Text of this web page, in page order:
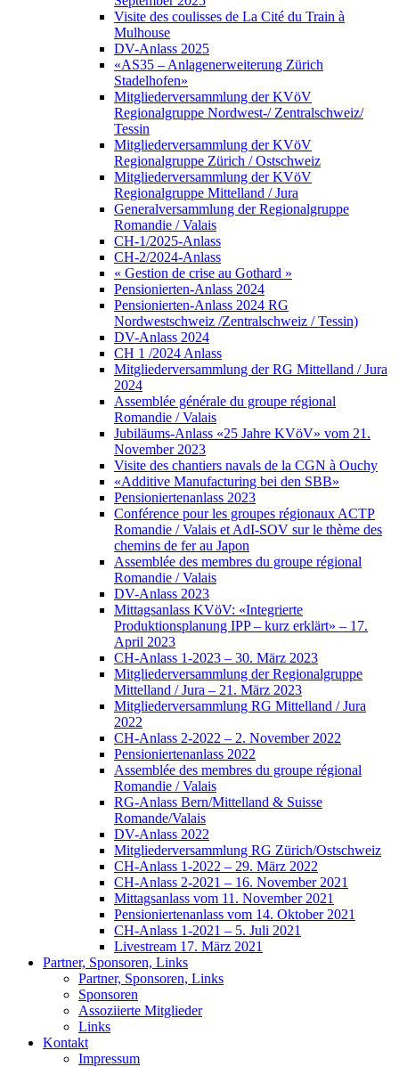
Visite des coulisses de La Cité du Train à
Mulhouse
DV-Anlass 2025
«AS35 – Anlagenerweiterung Zürich
Stadelhofen»
Mitgliederversammlung der KVöV
Regionalgruppe Nordwest-/ Zentralschweiz/
Tessin
Mitgliederversammlung der KVöV
Regionalgruppe Zürich / Ostschweiz
Mitgliederversammlung der KVöV
Regionalgruppe Mittelland / Jura
Generalversammlung der Regionalgruppe
Romandie / Valais
CH-1/2025-Anlass
CH-2/2024-Anlass
« Gestion de crise au Gothard »
Pensionierten-Anlass 2024
Pensionierten-Anlass 2024 RG
Nordwestschweiz /Zentralschweiz / Tessin)
DV-Anlass 2024
CH 1 /2024 Anlass
Mitgliederversammlung der RG Mittelland / Jura
2024
Assemblée générale du groupe régional
Romandie / Valais
Jubiläums-Anlass «25 Jahre KVöV» vom 21.
November 2023
Visite des chantiers navals de la CGN à Ouchy
«Additive Manufacturing bei den SBB»
Pensioniertenanlass 2023
Conférence pour les groupes régionaux ACTP
Romandie / Valais et AdI-SOV sur le thème des
chemins de fer au Japon
Assemblée des membres du groupe régional
Romandie / Valais
DV-Anlass 2023
Mittagsanlass KVöV: «Integrierte
Produktionsplanung IPP – kurz erklärt» – 17.
April 2023
CH-Anlass 1-2023 – 30. März 2023
Mitgliederversammlung der Regionalgruppe
Mittelland / Jura – 21. März 2023
Mitgliederversammlung RG Mittelland / Jura
2022
CH-Anlass 2-2022 – 2. November 2022
Pensioniertenanlass 2022
Assemblée des membres du groupe régional
Romandie / Valais
RG-Anlass Bern/Mittelland & Suisse
Romande/Valais
DV-Anlass 2022
Mitgliederversammlung RG Zürich/Ostschweiz
CH-Anlass 1-2022 – 29. März 2022
CH-Anlass 2-2021 – 16. November 2021
Mittagsanlass vom 11. November 2021
Pensioniertenanlass vom 14. Oktober 2021
CH-Anlass 1-2021 – 5. Juli 2021
Livestream 17. März 2021
Partner, Sponsoren, Links
Partner, Sponsoren, Links
Sponsoren
Assoziierte Mitglieder
Links
Kontakt
Impressum